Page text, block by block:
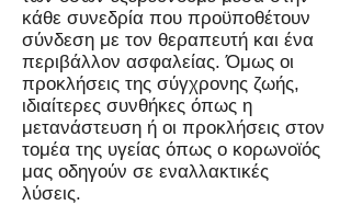
κάθε συνεδρία που προϋποθέτουν
σύνδεση με τον θεραπευτή και ένα
περιβάλλον ασφαλείας. Όμως οι
προκλήσεις της σύγχρονης ζωής,
ιδιαίτερες συνθήκες όπως η
μετανάστευση ή οι προκλήσεις στον
τομέα της υγείας όπως ο κορωνοϊός
μας οδηγούν σε εναλλακτικές
λύσεις.